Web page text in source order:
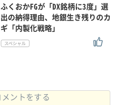
ふくおかFGが「DX銘柄に3度」選
出の納得理由、地銀生き残りのカ
ギ「内製化戦略」